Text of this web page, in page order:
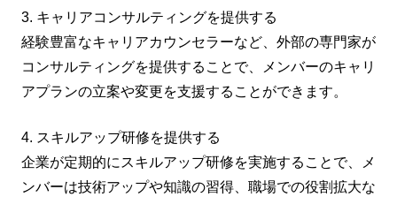
3. キャリアコンサルティングを提供する
経験豊富なキャリアカウンセラーなど、外部の専門家が
コンサルティングを提供することで、メンバーのキャリ
アプランの立案や変更を支援することができます。
4. スキルアップ研修を提供する
企業が定期的にスキルアップ研修を実施することで、メ
ンバーは技術アップや知識の習得、職場での役割拡大な